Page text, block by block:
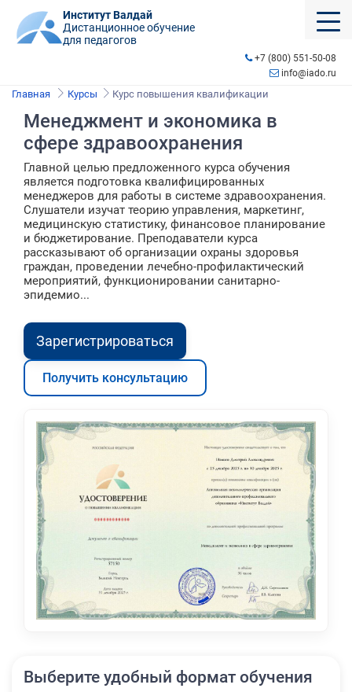
Институт Валдай
Дистанционное обучение
для педагогов
+7 (800) 551-50-08
info@iado.ru
Главная Курсы Курс повышения квалификации
Менеджмент и экономика в
сфере здравоохранения
Главной целью предложенного курса обучения
является подготовка квалифицированных
менеджеров для работы в системе здравоохранения.
Слушатели изучат теорию управления, маркетинг,
медицинскую статистику, финансовое планирование
и бюджетирование. Преподаватели курса
рассказывают об организации охраны здоровья
граждан, проведении лечебно-профилактический
мероприятий, функционировании санитарно-
эпидемио...
Зарегистрироваться
Получить консультацию
Выберите удобный формат обучения